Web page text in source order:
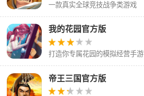
一款真实全球竞技战争类游戏
我的花园官方版
打造你专属花园的模拟经营手游
帝王三国官方版